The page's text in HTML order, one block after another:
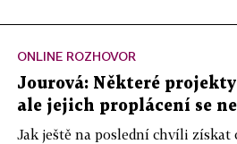
ONLINE ROZHOVOR
Jourová: Některé
ale jejich proplácení se
Jak ještě na poslední chvíli získat